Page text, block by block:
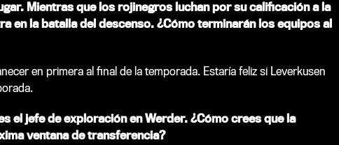
Mientras que los rojinegros luchan por su calificación a la
en la batalla del descenso. ¿Cómo terminarán los equipos al
en primera al final de la temporada. Estaría feliz si Leverkusen
el jefe de exploración en Werder. ¿Cómo crees que la
ventana de transferencia?